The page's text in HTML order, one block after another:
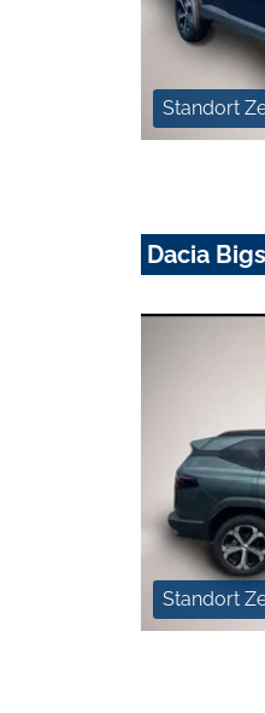
Standort
Dacia
Standort